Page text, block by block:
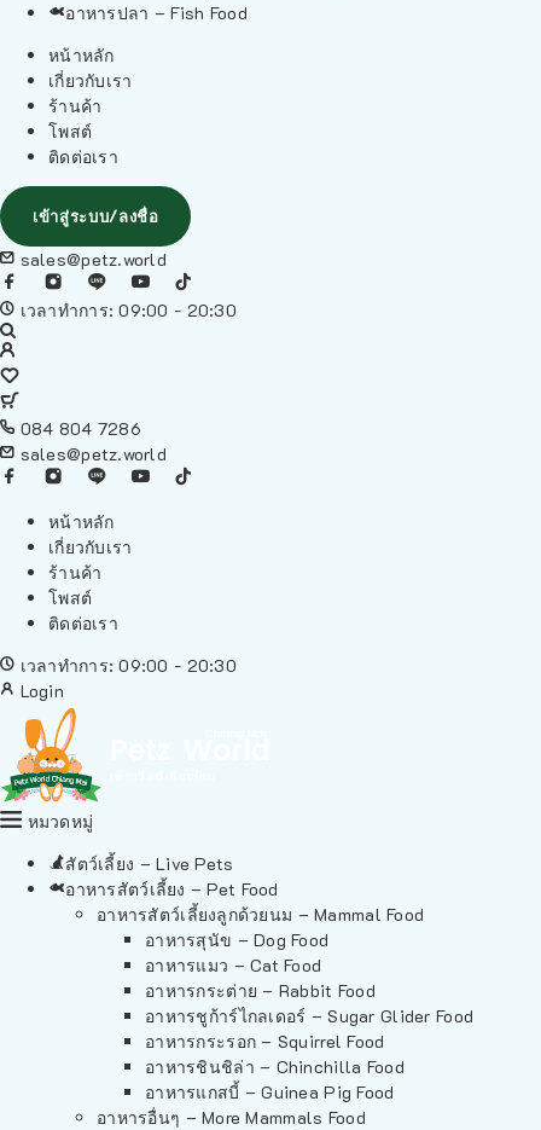
อาหารปลา – Fish Food
หน้าหลัก
เกี่ยวกับเรา
ร้านค้า
โพสต์
ติดต่อเรา
เข้าสู่ระบบ/ลงชื่อ
sales@petz.world
เวลาทำการ: 09:00 - 20:30
084 804 7286
sales@petz.world
หน้าหลัก
เกี่ยวกับเรา
ร้านค้า
โพสต์
ติดต่อเรา
เวลาทำการ: 09:00 - 20:30
Login
หมวดหมู่
สัตว์เลี้ยง – Live Pets
อาหารสัตว์เลี้ยง – Pet Food
อาหารสัตว์เลี้ยงลูกด้วยนม – Mammal Food
อาหารสุนัข – Dog Food
อาหารแมว – Cat Food
อาหารกระต่าย – Rabbit Food
อาหารชูก้าร์ไกลเดอร์ – Sugar Glider Food
อาหารกระรอก – Squirrel Food
อาหารชินชิล่า – Chinchilla Food
อาหารแกสบี้ – Guinea Pig Food
อาหารอื่นๆ – More Mammals Food